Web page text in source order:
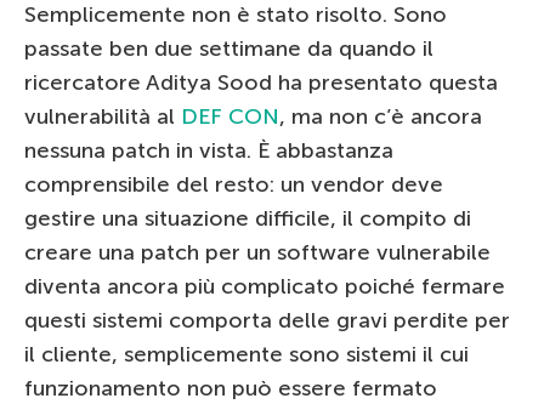
Semplicemente non è stato risolto. Sono
passate ben due settimane da quando il
ricercatore Aditya Sood ha presentato questa
vulnerabilità al DEF CON, ma non c’è ancora
nessuna patch in vista. È abbastanza
comprensibile del resto: un vendor deve
gestire una situazione difficile, il compito di
creare una patch per un software vulnerabile
diventa ancora più complicato poiché fermare
questi sistemi comporta delle gravi perdite per
il cliente, semplicemente sono sistemi il cui
funzionamento non può essere fermato